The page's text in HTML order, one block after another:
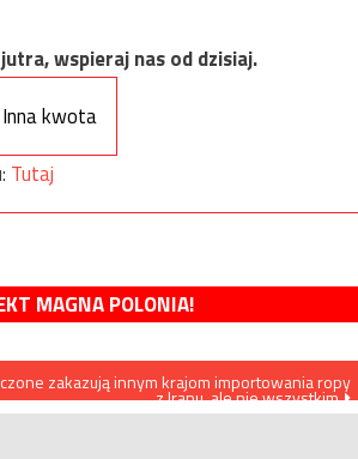
wspieraj nas od dzisiaj.
Inna kwota
Tutaj
MAGNA POLONIA!
zakazują innym krajom importowania ropy
z Iranu, ale nie wszystkim